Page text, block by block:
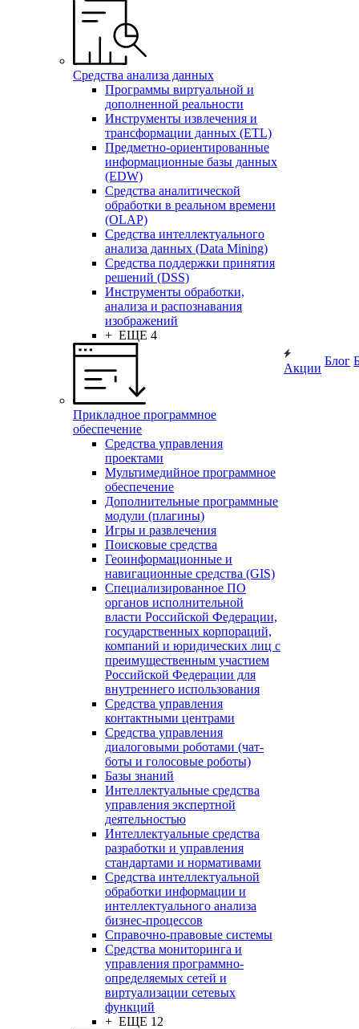
Средства анализа данных
Программы виртуальной и
дополненной реальности
Инструменты извлечения и
трансформации данных (ETL)
Предметно-ориентированные
информационные базы данных
(EDW)
Средства аналитической
обработки в реальном времени
(OLAP)
Средства интеллектуального
анализа данных (Data Mining)
Средства поддержки принятия
решений (DSS)
Инструменты обработки,
анализа и распознавания
изображений
+ ЕЩЕ 4
Прикладное программное
обеспечение
Средства управления
проектами
Мультимедийное программное
обеспечение
Дополнительные программные
модули (плагины)
Игры и развлечения
Поисковые средства
Геоинформационные и
навигационные средства (GIS)
Специализированное ПО
органов исполнительной
власти Российской Федерации,
государственных корпораций,
компаний и юридических лиц с
преимущественным участием
Российской Федерации для
внутреннего использования
Средства управления
контактными центрами
Средства управления
диалоговыми роботами (чат-
боты и голосовые роботы)
Базы знаний
Интеллектуальные средства
управления экспертной
деятельностью
Интеллектуальные средства
разработки и управления
стандартами и нормативами
Средства интеллектуальной
обработки информации и
интеллектуального анализа
бизнес-процессов
Справочно-правовые системы
Средства мониторинга и
управления программно-
определяемых сетей и
виртуализации сетевых
функций
+ ЕЩЕ 12
Акции
Блог